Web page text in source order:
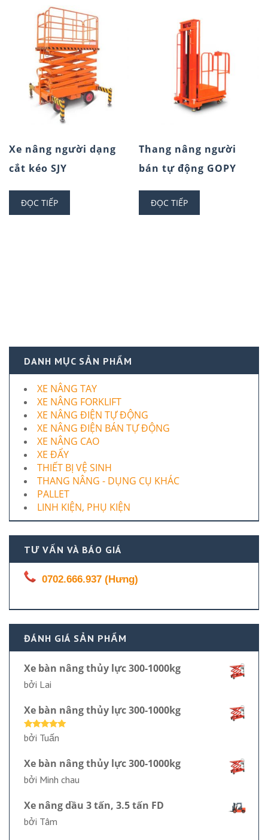
Xe nâng người dạng
cắt kéo SJY
ĐỌC TIẾP
Thang nâng người
bán tự động GOPY
ĐỌC TIẾP
DANH MỤC SẢN PHẨM
XE NÂNG TAY
XE NÂNG FORKLIFT
XE NÂNG ĐIỆN TỰ ĐỘNG
XE NÂNG ĐIỆN BÁN TỰ ĐỘNG
XE NÂNG CAO
XE ĐẨY
THIẾT BỊ VỆ SINH
THANG NÂNG - DỤNG CỤ KHÁC
PALLET
LINH KIỆN, PHỤ KIỆN
TƯ VẤN VÀ BÁO GIÁ
0702.666.937 (Hưng)
ĐÁNH GIÁ SẢN PHẨM
Xe bàn nâng thủy lực 300-1000kg
bởi Lai
Xe bàn nâng thủy lực 300-1000kg
Được xếp
hạng55
bởi Tuấn
Xe bàn nâng thủy lực 300-1000kg
bởi Minh chau
Xe nâng dầu 3 tấn, 3.5 tấn FD
bởi Tâm